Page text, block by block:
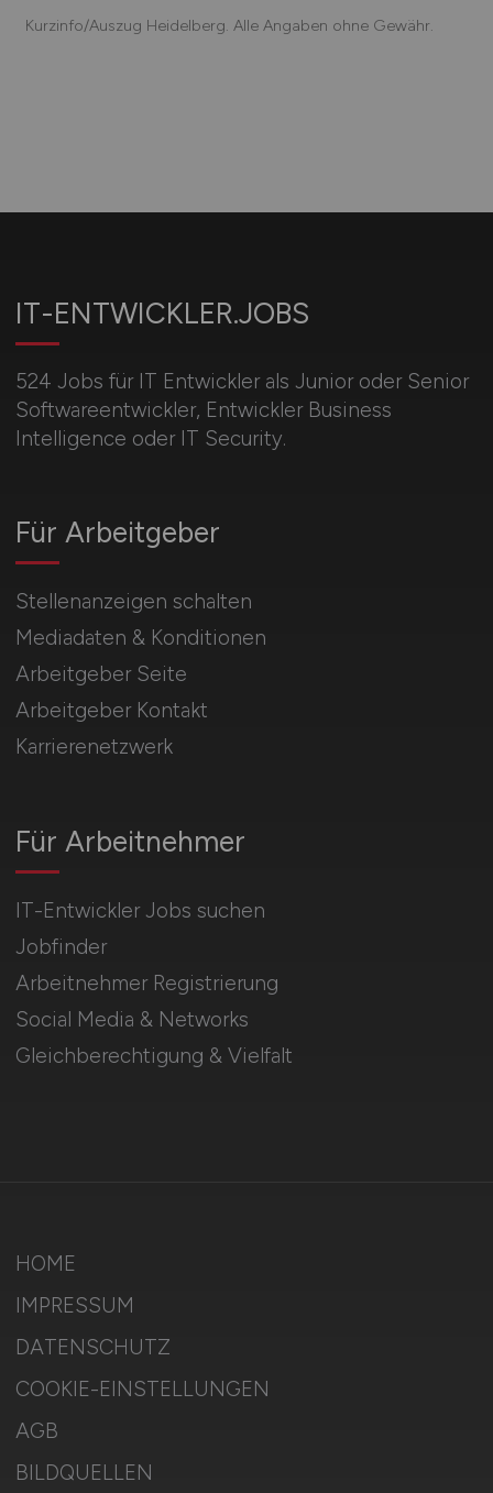
Kurzinfo/Auszug Heidelberg. Alle Angaben ohne Gewähr.
IT-ENTWICKLER.JOBS
524 Jobs für IT Entwickler als Junior oder Senior
Softwareentwickler, Entwickler Business
Intelligence oder IT Security.
Für Arbeitnehmer
IT-Entwickler Jobs suchen
Jobfinder
Arbeitnehmer Registrierung
Social Media & Networks
Gleichberechtigung & Vielfalt
Für Arbeitgeber
Stellenanzeigen schalten
Mediadaten & Konditionen
Arbeitgeber Seite
Arbeitgeber Kontakt
Karrierenetzwerk
HOME
IMPRESSUM
DATENSCHUTZ
COOKIE-EINSTELLUNGEN
AGB
BILDQUELLEN